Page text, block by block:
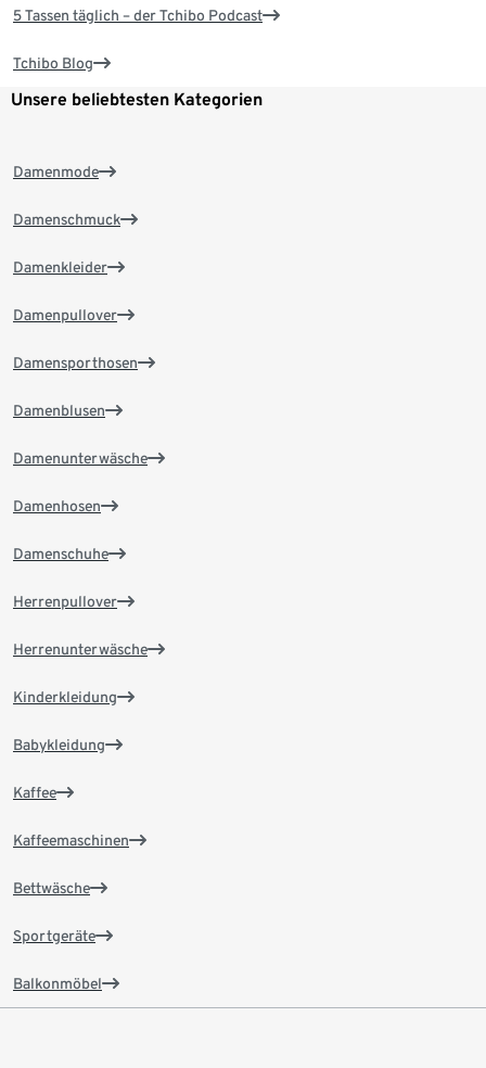
5 Tassen täglich – der Tchibo Podcast
Tchibo Blog
Unsere beliebtesten Kategorien
Damenmode
Damenschmuck
Damenkleider
Damenpullover
Damensporthosen
Damenblusen
Damenunterwäsche
Damenhosen
Damenschuhe
Herrenpullover
Herrenunterwäsche
Kinderkleidung
Babykleidung
Kaffee
Kaffeemaschinen
Bettwäsche
Sportgeräte
Balkonmöbel